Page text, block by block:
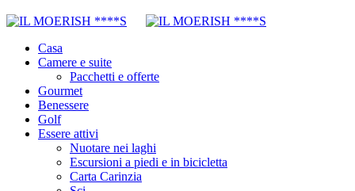
Casa
Camere e suite
Pacchetti e offerte
Gourmet
Benessere
Golf
Essere attivi
Nuotare nei laghi
Escursioni a piedi e in bicicletta
Carta Carinzia